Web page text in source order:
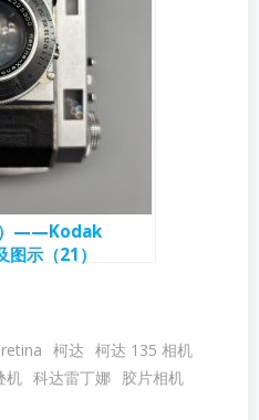
）——Kodak
示（21）
retina 柯达 柯达 135 相机
机 科达雷丁娜 胶片相机